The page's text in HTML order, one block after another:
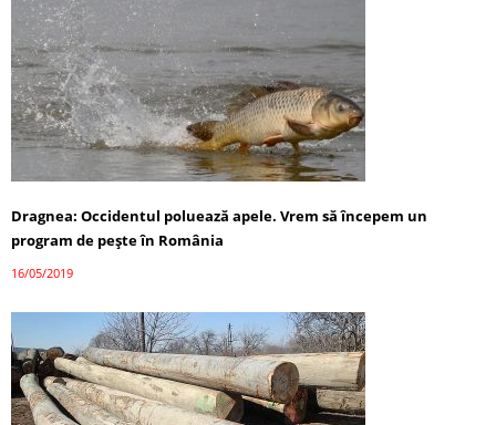
Dragnea: Occidentul poluează apele. Vrem să începem un
program de peşte în România
16/05/2019